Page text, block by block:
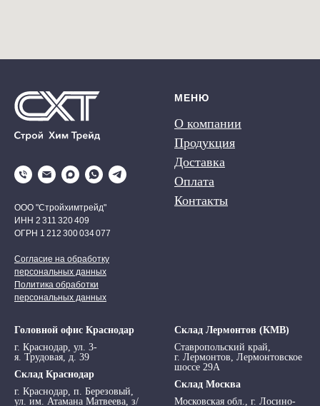
ООО "Стройхимтрейд"
ИНН 2 311 320 409
ОГРН 1 212 300 034 077
Согласие на обработку
персональных данных
Политика обработки
персональных данных
МЕНЮ
О компании
Продукция
Доставка
Оплата
Контакты
Головной офис Краснодар
г. Краснодар, ул. 3-
я. Трудовая, д. 39
Склад Краснодар
г. Краснодар, п. Березовый,
ул. им. Атамана Матвеева, з/
Склад Лермонтов (КМВ)
Ставропольский край,
г. Лермонтов, Лермонтовское
шоссе 29А
Склад Москва
Московская обл., г. Лосино-